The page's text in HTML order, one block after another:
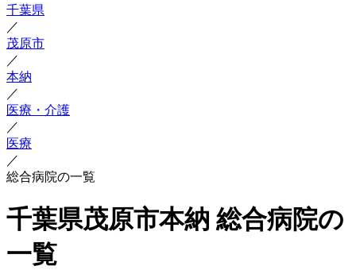
千葉県
／
茂原市
／
本納
／
医療・介護
／
医療
／
総合病院の一覧
千葉県茂原市本納 総合病院の
一覧